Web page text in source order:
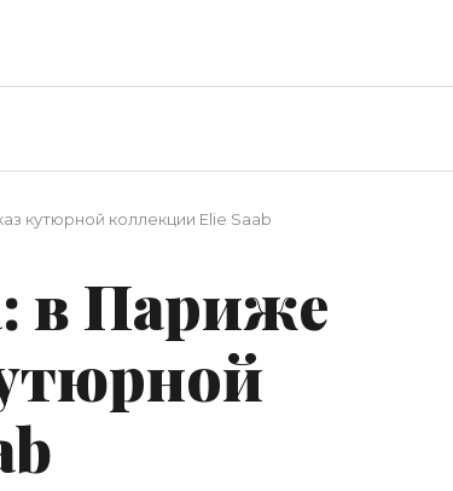
кутюрной коллекции Elie Saab
в Париже